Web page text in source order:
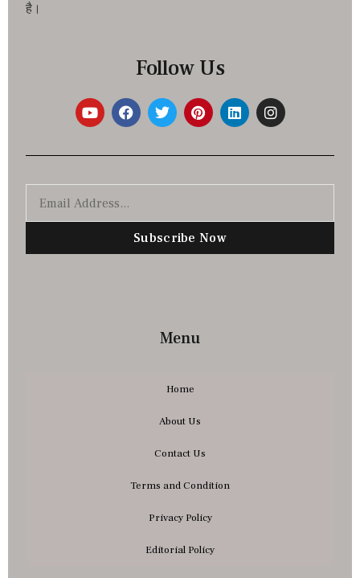
है।
Follow Us
Subscribe Now
Menu
Home
About Us
Contact Us
Terms and Condition
Privacy Policy
Editorial Policy